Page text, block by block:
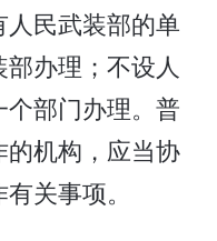
民武装部的单
办理；不设人
部门办理。普
机构，应当协
关事项。